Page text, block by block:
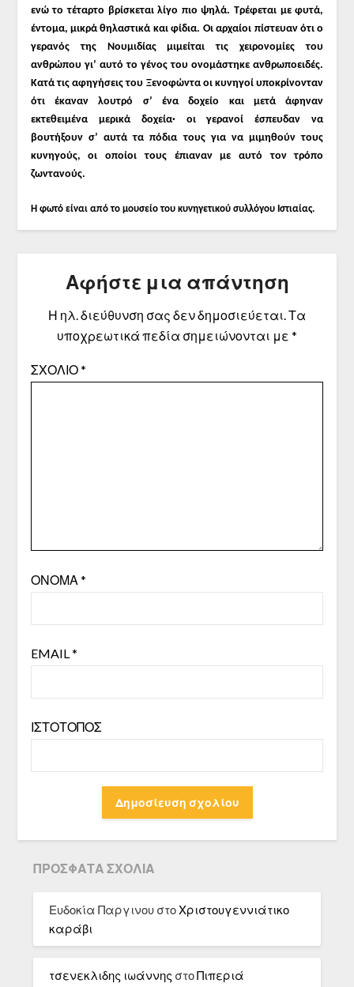
ενώ το τέταρτο βρίσκεται λίγο πιο ψηλά. Τρέφεται με φυτά,
έντομα, μικρά θηλαστικά και φίδια. Οι αρχαίοι πίστευαν ότι ο
γερανός της Νουμιδίας μιμείται τις χειρονομίες του
ανθρώπου γι’ αυτό το γένος του ονομάστηκε ανθρωποειδές.
Κατά τις αφηγήσεις του Ξενοφώντα οι κυνηγοί υποκρίνονταν
ότι έκαναν λουτρό σ’ ένα δοχείο και μετά άφηναν
εκτεθειμένα μερικά δοχεία· οι γερανοί έσπευδαν να
βουτήξουν σ’ αυτά τα πόδια τους για να μιμηθούν τους
κυνηγούς, οι οποίοι τους έπιαναν με αυτό τον τρόπο
ζωντανούς.
Η φωτό είναι από το μουσείο του κυνηγετικού συλλόγου Ιστιαίας.
Αφήστε μια απάντηση
Η ηλ. διεύθυνση σας δεν δημοσιεύεται.Τα
υποχρεωτικά πεδία σημειώνονται με *
ΣΧΌΛΙΟ*
ΌΝΟΜΑ *
EMAIL*
ΙΣΤΌΤΟΠΟΣ
ΠΡΌΣΦΑΤΑ ΣΧΌΛΙΑ
Ευδοκία Παργινου στοΧριστουγεννιάτικο
καράβι
τσενεκλιδης ιωάννης στοΠιπεριά